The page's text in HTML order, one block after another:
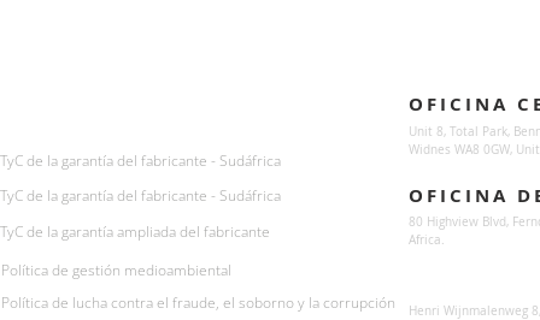
TyC de la garantía del fabricante - Sudáfrica
TyC de la garantía del fabricante - Sudáfrica
TyC de la garantía ampliada del fabricante
Política de gestión medioambiental
Política de lucha contra el fraude, el soborno y la corrupción
OFICINA
Unit 8, Total Park,
Widnes WA8 0GW,
OFICINA
80 Highview Blvd,
Africa.
Henri Wijnmalenweg